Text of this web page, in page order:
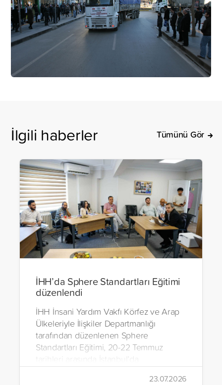
İlgili haberler Tümünü Gör
İHH’da Sphere Standartları Eğitimi
düzenlendi
İHH İnsani Yardım Vakfı Körfez ve Arap
Ülkeleriyle İlişkiler Departmanlığı
tarafından düzenlenen Sphere
Standartları Eğitimi, 20-22 Temmuz
gerçekleştirildi.
23.07.2026